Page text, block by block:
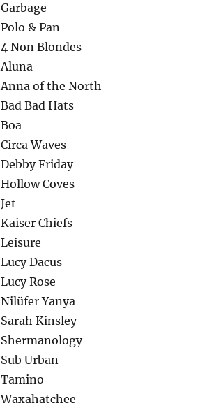
Garbage
Polo & Pan
4 Non Blondes
Aluna
Anna of the North
Bad Bad Hats
Boa
Circa Waves
Debby Friday
Hollow Coves
Jet
Kaiser Chiefs
Leisure
Lucy Dacus
Lucy Rose
Nilüfer Yanya
Sarah Kinsley
Shermanology
Sub Urban
Tamino
Waxahatchee